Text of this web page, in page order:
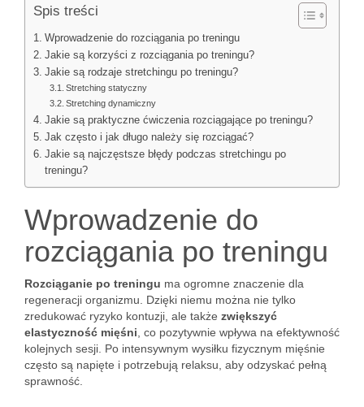
Spis treści
Wprowadzenie do rozciągania po treningu
Jakie są korzyści z rozciągania po treningu?
Jakie są rodzaje stretchingu po treningu?
Stretching statyczny
Stretching dynamiczny
Jakie są praktyczne ćwiczenia rozciągające po treningu?
Jak często i jak długo należy się rozciągać?
Jakie są najczęstsze błędy podczas stretchingu po
treningu?
Wprowadzenie do
rozciągania po treningu
Rozciąganie po treningu ma ogromne znaczenie dla
regeneracji organizmu. Dzięki niemu można nie tylko
zredukować ryzyko kontuzji, ale także zwiększyć
elastyczność mięśni , co pozytywnie wpływa na efektywność
kolejnych sesji. Po intensywnym wysiłku fizycznym mięśnie
często są napięte i potrzebują relaksu, aby odzyskać pełną
sprawność.